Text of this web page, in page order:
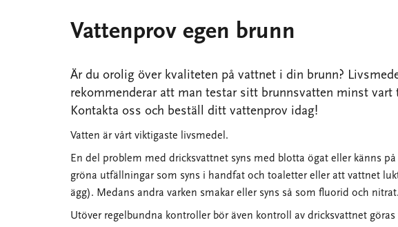
Vattenprov egen brunn
Är du orolig över kvaliteten på vattnet i din brunn?
rekommenderar att man testar sitt brunnsvatten minst vart
Kontakta oss och beställ ditt vattenprov idag!
Vatten är vårt viktigaste livsmedel.
En del problem med dricksvattnet syns med blotta ögat eller känns
gröna utfällningar som syns i handfat och toaletter eller att vattnet
ägg). Medans andra varken smakar eller syns så som fluorid och nitrat.
Utöver regelbundna kontroller bör även kontroll av dricksvattnet